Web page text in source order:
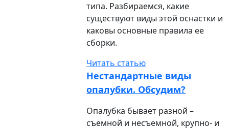
типа. Разбираемся, какие
существуют виды этой оснастки и
каковы основные правила ее
сборки.
Читать статью
Нестандартные виды
опалубки. Обсудим?
Опалубка бывает разной –
съемной и несъемной, крупно- и